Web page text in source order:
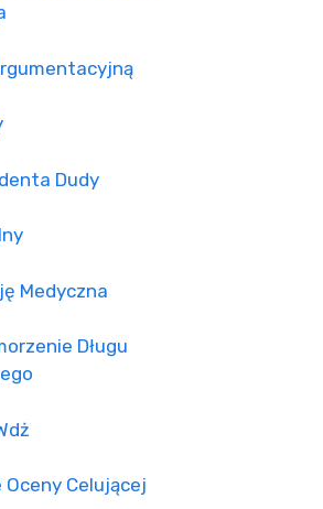
Dudy
Medyczna
Długu
Oceny Celującej